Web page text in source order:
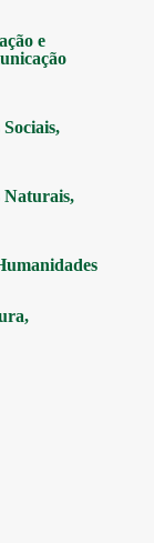
e
Naturais,